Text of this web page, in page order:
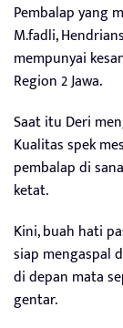
Pembalap yang
M.fadli,
mempunyai
Region 2 Jawa.
Saat itu Deri
Kualitas spek
pembalap di
ketat.
Kini, buah hati
siap mengaspal
di depan mata
gentar.